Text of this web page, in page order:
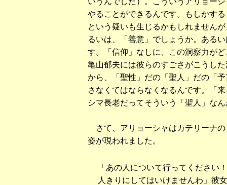
やることができるんです。もしかす
という疑いも生じるかもしれません
るいは、「善意」でしょうか。ある
す。「信仰」なしに、この洞察力が
亀山郁夫には彼らのすごさがこうし
から、「聖性」だの「聖人」だの「
さなくてはならなくなるんです。「
シマ長老だってそういう「聖人」な
さて、アリョーシャはカテリーナ
姿が現われました。
「あの人について行ってくださ
人きりにしてはいけませんわ」彼